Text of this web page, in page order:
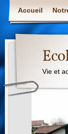
Accueil
Vie et